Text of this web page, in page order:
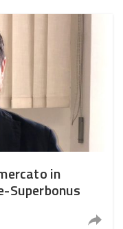
in
Superbonus